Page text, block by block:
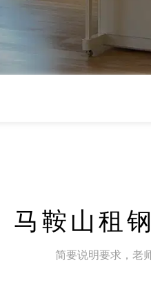
马鞍山租
简要说明要求，老